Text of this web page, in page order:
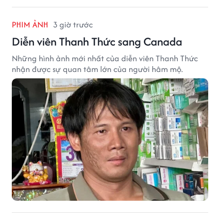
PHIM ẢNH 3 giờ trước
Diễn viên Thanh Thức sang Canada
Những hình ảnh mới nhất của diễn viên Thanh Thức
nhận được sự quan tâm lớn của người hâm mộ.